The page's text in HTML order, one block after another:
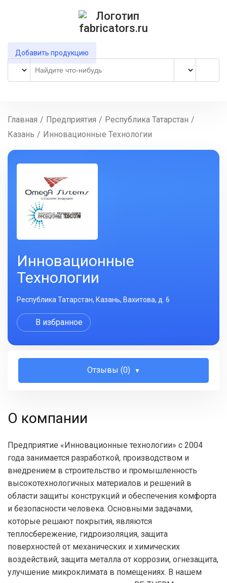
Добавить продукцию
Главная / Предприятия / Республика Татарстан /
Казань / Инновационные Технологии
Инновационные
Технологии
Республика Татарстан, Казань, Вахитова, д. 6
В избранное
Отзывы (0)
О компании
Предприятие «Инновационные технологии» с 2004
года занимается разработкой, производством и
внедрением в строительство и промышленность
высокотехнологичных материалов и решений в
области защиты конструкций и обеспечения комфорта
и безопасности человека. Основными задачами,
которые решают покрытия, являются
теплосбережение, гидроизоляция, защита
поверхностей от механических и химических
воздействий, защита металла от коррозии, огнезащита,
улучшение микроклимата в помещениях. В нашем